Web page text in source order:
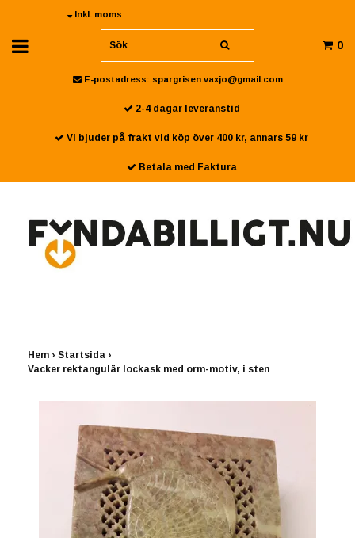
Inkl. moms
0
E-postadress: spargrisen.vaxjo@gmail.com
2-4 dagar leveranstid
Vi bjuder på frakt vid köp över 400 kr, annars 59 kr
Betala med Faktura
Hem › Startsida ›
Vacker rektangulär lockask med orm-motiv, i sten